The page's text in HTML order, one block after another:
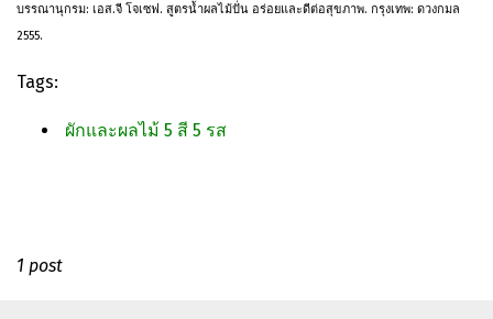
บรรณานุกรม: เอส.จี โจเซฟ. สูตรน้ำผลไม้ปั่น อร่อยและดีต่อสุขภาพ. กรุงเทพ: ดวงกมล
2555.
Tags:
ผักและผลไม้ 5 สี 5 รส
1 post